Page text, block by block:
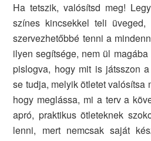
Ha tetszik, valósítsd meg!
színes kincsekkel teli üveged,
szervezhetőbbé tenni a
ilyen segítsége, nem ül
pislogva, hogy mit is játsszon
se tudja, melyik ötletet valósítsa
hogy meglássa, mi a terv a
apró, praktikus ötleteknek
lenni, mert nemcsak saját